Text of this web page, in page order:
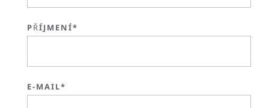
PŘÍJMENÍ*
E-MAIL*